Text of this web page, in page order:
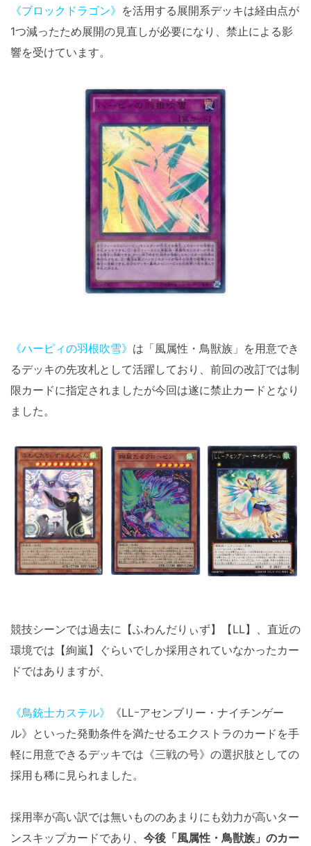
《ブロックドラゴン》 を活用する展開系デッキは経由点が
1つ減ったため展開の見直しが必要になり、禁止による影
響を受けています。
《ハーピィの羽根吹雪》 は「風属性・鳥獣族」を用意でき
るデッキの先攻札として活躍しており、前回の改訂では制
限カードに指定されましたが今回は遂に禁止カードとなり
ました。
競技シーンでは過去に【ふわんだりぃず】【LL】、直近の
環境では【絢嵐】ぐらいでしか採用されていなかったカー
ドではありますが、
《鳥銃士カステル》
《LLｰアセンブリー・ナイチンゲー
ル》といった発動条件を満たせるエクストラのカードを手
軽に用意できるデッキでは《三戦の号》の選択肢としての
採用も稀に見られました。
採用率が高い訳では無いもののあまりにも効力が高いター
ンスキップカードであり、 今後「風属性・鳥獣族」のカー